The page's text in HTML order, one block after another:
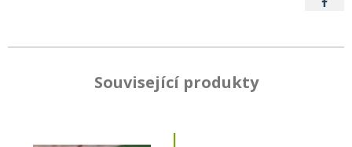
Související produkty